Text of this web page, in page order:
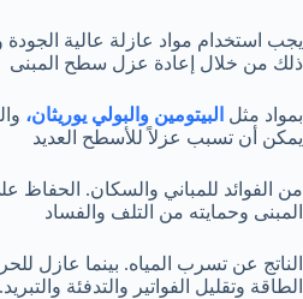
يجب استخدام مواد عازلة عالية الجودة
ذلك من خلال إعادة عزل سطح المبنى
بمواد مثل البيتومين والبولي يوريثان،
يمكن أن تسبب عزلاً للأسطح العديد
من الفوائد للمباني والسكان. الحفاظ
المبنى وحمايته من التلف والفساد
الناتج عن تسرب المياه. بينما عازل
الطاقة وتقليل الفواتير والتدفئة والتبريد.